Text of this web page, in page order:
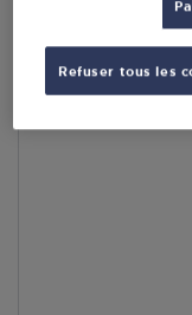
Refuser tous les